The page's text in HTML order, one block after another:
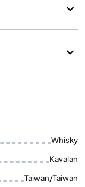
Whisky
Kavalan
Taiwan/Taiwan